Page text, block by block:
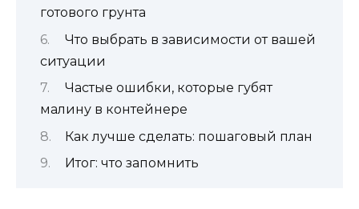
готового грунта
Что выбрать в зависимости от вашей
ситуации
Частые ошибки, которые губят
малину в контейнере
Как лучше сделать: пошаговый план
Итог: что запомнить